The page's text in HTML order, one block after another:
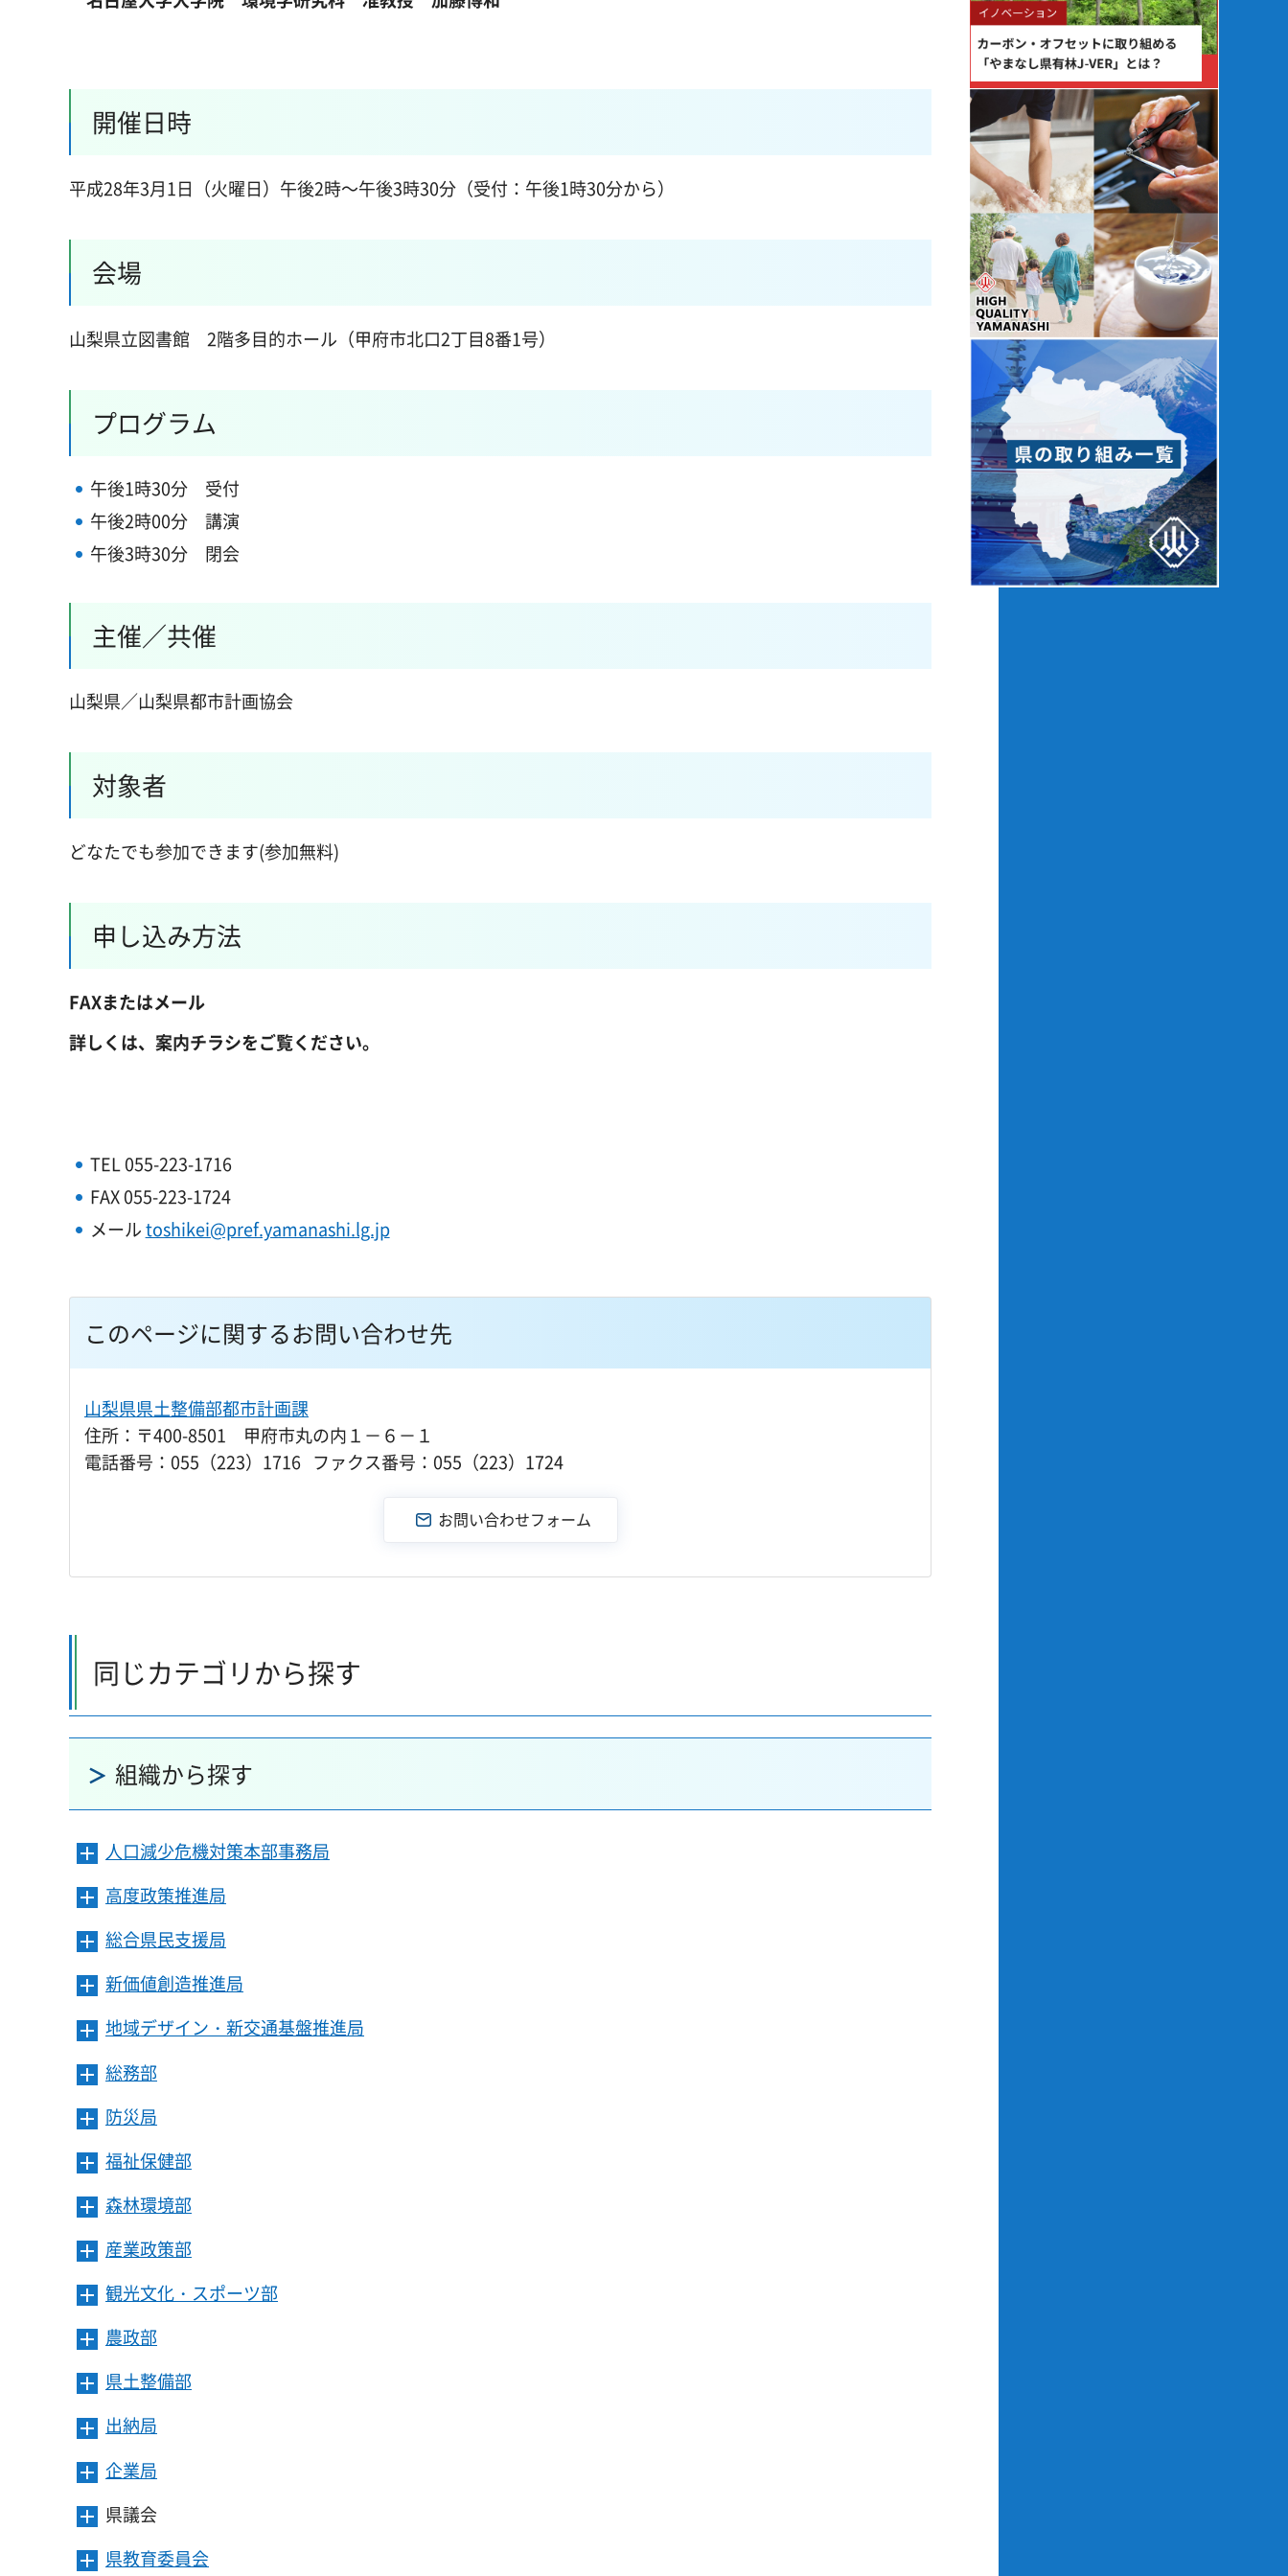
開催日時
平成28年3月1日（火曜日）午後2時～午後3時30分（受付：午後1時30分から）
会場
山梨県立図書館 2階多目的ホール（甲府市北口2丁目8番1号）
プログラム
午後1時30分 受付
午後2時00分 講演
午後3時30分 閉会
主催／共催
山梨県／山梨県都市計画協会
対象者
どなたでも参加できます(参加無料)
申し込み方法
FAXまたはメール
詳しくは、案内チラシをご覧ください。
TEL 055-223-1716
FAX 055-223-1724
メールtoshikei@pref.yamanashi.lg.jp
このページに関するお問い合わせ先
山梨県県土整備部都市計画課
住所：〒400-8501 甲府市丸の内１－６－１
電話番号：055（223）1716 ファクス番号：055（223）1724
同じカテゴリから探す
組織から探す
メ
ュ
ー
を
開
き
ま
す
人口減少危機対策本部事務局
メ
ュ
ー
を
開
き
ま
す
高度政策推進局
メ
ュ
ー
を
開
き
ま
す
総合県民支援局
メ
ュ
ー
を
開
き
ま
す
新価値創造推進局
メ
ュ
ー
を
開
き
ま
す
地域デザイン・新交通基盤推進局
メ
ュ
ー
を
開
き
ま
す
総務部
メ
ュ
ー
を
開
き
ま
す
防災局
メ
ュ
ー
を
開
き
ま
す
福祉保健部
メ
ュ
ー
を
開
き
ま
す
森林環境部
メ
ュ
ー
を
開
き
ま
す
産業政策部
メ
ュ
ー
を
開
き
ま
す
観光文化・スポーツ部
メ
ュ
ー
を
開
き
ま
す
農政部
メ
ュ
ー
を
開
き
ま
県土整備部
メ
ュ
ー
を
開
出納局
メ
ュ
ー
を
企業局
メ
ュ
県議会
メ 県教育委員会